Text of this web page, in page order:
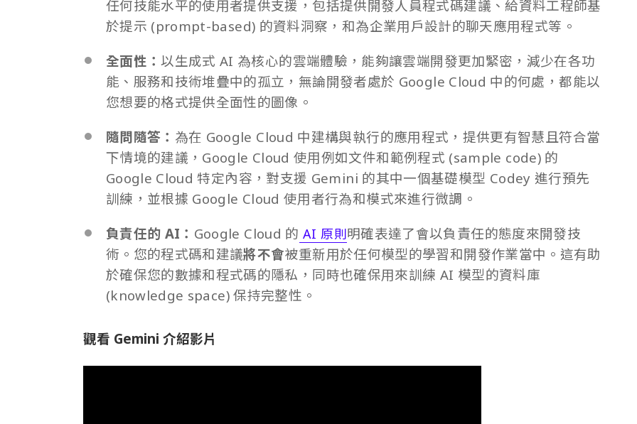
任何技能水平的使用者提供支援，包括提供開發人員程式碼建議、給資料工程師基
於提示 (prompt-based) 的資料洞察，和為企業用戶設計的聊天應用程式等。
全面性： 以生成式 AI 為核心的雲端體驗，能夠讓雲端開發更加緊密，減少在各功
能、服務和技術堆疊中的孤立，無論開發者處於 Google Cloud 中的何處，都能以
您想要的格式提供全面性的圖像。
隨問隨答： 為在 Google Cloud 中建構與執行的應用程式，提供更有智慧且符合當
下情境的建議，Google Cloud 使用例如文件和範例程式 (sample code) 的
Google Cloud 特定內容，對支援 Gemini 的其中一個基礎模型 Codey 進行預先
訓練，並根據 Google Cloud 使用者行為和模式來進行微調。
負責任的 AI： Google Cloud 的 AI 原則明確表達了會以負責任的態度來開發技
術。您的程式碼和建議將不會被重新用於任何模型的學習和開發作業當中。這有助
於確保您的數據和程式碼的隱私，同時也確保用來訓練 AI 模型的資料庫
(knowledge space) 保持完整性。
觀看 Gemini 介紹影片